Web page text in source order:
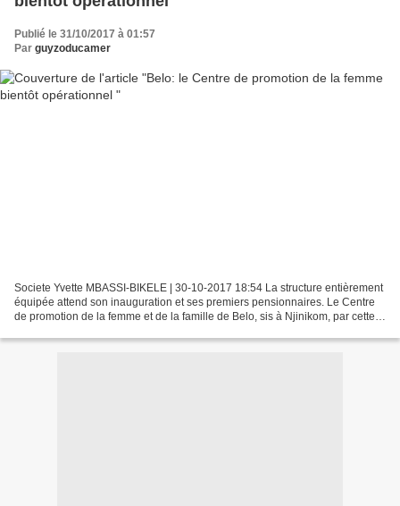
Publié le 31/10/2017 à 01:57
Par guyzoducamer
Societe Yvette MBASSI-BIKELE | 30-10-2017 18:54 La structure entièrement
équipée attend son inauguration et ses premiers pensionnaires. Le Centre
de promotion de la femme et de la famille de Belo, sis à Njinikom, par cette